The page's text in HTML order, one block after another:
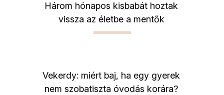
Három hónapos kisbabát hoztak
vissza az életbe a mentők
Vekerdy: miért baj, ha egy gyerek
nem szobatiszta óvodás korára?